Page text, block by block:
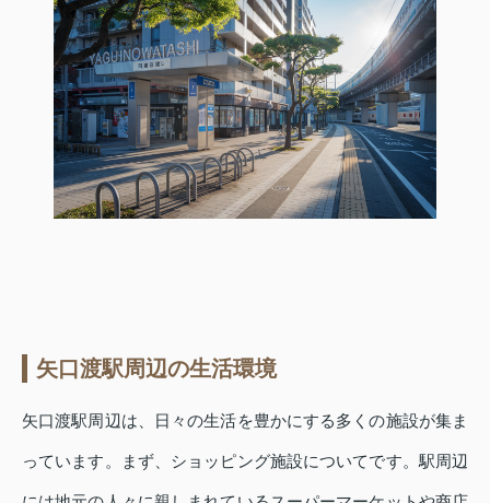
矢口渡駅周辺の生活環境
矢口渡駅周辺は、日々の生活を豊かにする多くの施設が集ま
っています。まず、ショッピング施設についてです。駅周辺